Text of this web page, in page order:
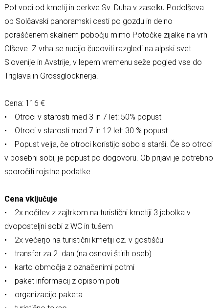
Pot vodi od kmetij in cerkve Sv. Duha v zaselku Podolševa
ob Solčavski panoramski cesti po gozdu in delno
poraščenem skalnem pobočju mimo Potočke zijalke na vrh
Olševe. Z vrha se nudijo čudoviti razgledi na alpski svet
Slovenije in Avstrije, v lepem vremenu seže pogled vse do
Triglava in Grossglocknerja.
Cena: 116 €
• Otroci v starosti med 3 in 7 let: 50% popust
• Otroci v starosti med 7 in 12 let: 30 % popust
• Popust velja, če otroci koristijo sobo s starši. Če so otroci
v posebni sobi, je popust po dogovoru. Ob prijavi je potrebno
sporočiti rojstne podatke.
Cena vključuje
• 2x nočitev z zajtrkom na turistični kmetiji 3 jabolka v
dvoposteljni sobi z WC in tušem
• 2x večerjo na turistični kmetiji oz. v gostišču
• transfer za 2. dan (na osnovi štirih oseb)
• karto območja z označenimi potmi
• paket informacij z opisom poti
• organizacijo paketa